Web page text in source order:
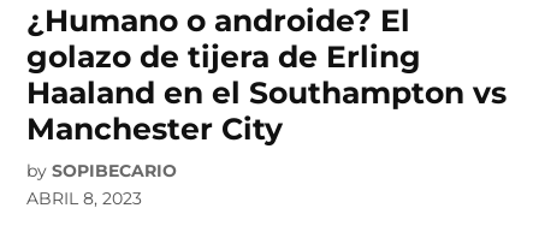
¿Humano o androide? El
golazo de tijera de Erling
Haaland en el Southampton vs
Manchester City
by SOPIBECARIO
ABRIL 8, 2023